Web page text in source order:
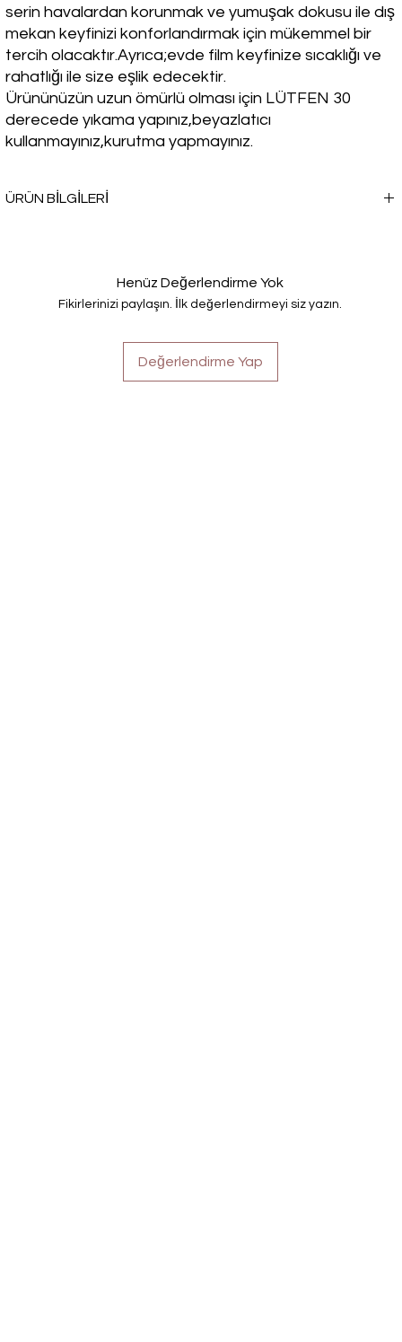
serin havalardan korunmak ve yumuşak dokusu ile dış
mekan keyfinizi konforlandırmak için mükemmel bir
tercih olacaktır.Ayrıca;evde film keyfinize sıcaklığı ve
rahatlığı ile size eşlik edecektir.
Ürününüzün uzun ömürlü olması için LÜTFEN 30
derecede yıkama yapınız,beyazlatıcı
kullanmayınız,kurutma yapmayınız.
ÜRÜN BİLGİLERİ
Henüz Değerlendirme Yok
Fikirlerinizi paylaşın. İlk değerlendirmeyi siz yazın.
Değerlendirme Yap